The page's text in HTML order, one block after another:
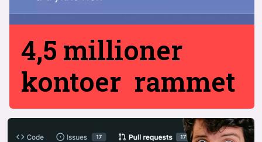
4,5 millioner
kontoer rammet